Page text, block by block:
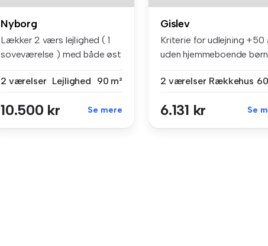
Nyborg
Lækker 2 værs lejlighed ( 1
soveværelse ) med både øst
2 værelser Lejlighed 90 m²
10.500 kr Se mere
Gislev
Kriterie for udlejning +50
uden hjemmeboende børn.
2 værelser Rækkehus
6.131 kr Se